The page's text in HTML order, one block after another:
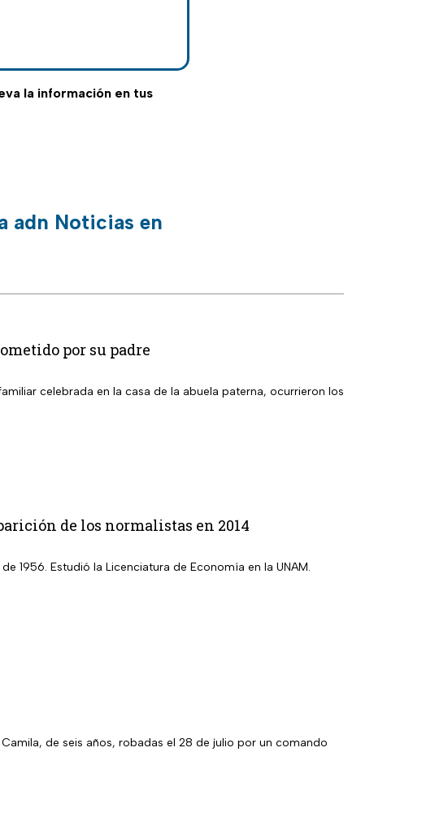
la información en tus
adn Noticias en
por su padre
celebrada en la casa de la abuela paterna, ocurrieron los
de los normalistas en 2014
1956. Estudió la Licenciatura de Economía en la UNAM.
de seis años, robadas el 28 de julio por un comando